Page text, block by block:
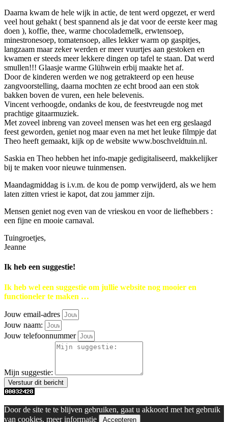
Daarna kwam de hele wijk in actie, de tent werd opgezet, er werd
veel hout gehakt ( best spannend als je dat voor de eerste keer mag
doen ), koffie, thee, warme chocolademelk, erwtensoep,
minestronesoep, tomatensoep, alles lekker warm op gaspitjes,
langzaam maar zeker werden er meer vuurtjes aan gestoken en
kwamen er steeds meer lekkere dingen op tafel te staan. Dat werd
smullen!!! Glaasje warme Glühwein erbij maakte het af.
Door de kinderen werden we nog getrakteerd op een heuse
zangvoorstelling, daarna mochten ze echt brood aan een stok
bakken boven de vuren, een hele belevenis.
Vincent verhoogde, ondanks de kou, de feestvreugde nog met
prachtige gitaarmuziek.
Met zoveel inbreng van zoveel mensen was het een erg geslaagd
feest geworden, geniet nog maar even na met het leuke filmpje dat
Theo heeft gemaakt, kijk op de website www.boschveldtuin.nl.
Saskia en Theo hebben het info-mapje gedigitaliseerd, makkelijker
bij te maken voor nieuwe tuinmensen.
Maandagmiddag is i.v.m. de kou de pomp verwijderd, als we hem
laten zitten vriest ie kapot, dat zou jammer zijn.
Mensen geniet nog even van de vrieskou en voor de liefhebbers :
een fijne en mooie carnaval.
Tuingroetjes,
Jeanne
Ik heb een suggestie!
Ik heb wel een suggestie om jullie website nog mooier en
functioneler te maken …
Jouw email-adres
Jouw naam:
Jouw telefoonnummer
Mijn suggestie:
Verstuur dit bericht
Door de site te te blijven gebruiken, gaat u akkoord met het gebruik
van cookies. meer informatie Accepteren